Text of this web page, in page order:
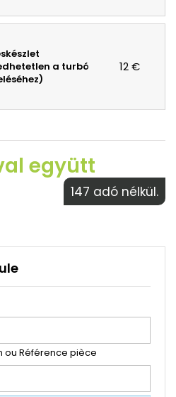
a turbó
12 €
együtt
147 adó nélkül.
ou Référence pièce